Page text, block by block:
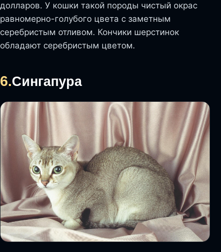
долларов. У кошки такой породы чистый окрас
равномерно-голубого цвета с заметным
серебристым отливом. Кончики шерстинок
обладают серебристым цветом.
6.Сингапура